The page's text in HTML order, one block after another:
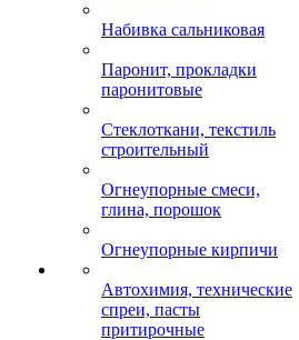
Набивка сальниковая
Паронит, прокладки
паронитовые
Стеклоткани, текстиль
строительный
Огнеупорные смеси,
глина, порошок
Огнеупорные кирпичи
Автохимия, технические
спреи, пасты
притирочные